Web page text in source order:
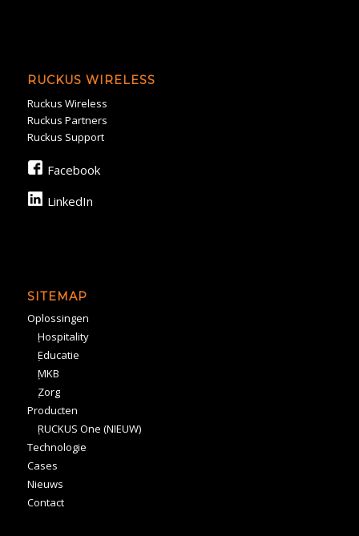
RUCKUS WIRELESS
Ruckus Wireless
Ruckus Partners
Ruckus Support
Facebook
LinkedIn
SITEMAP
Oplossingen
Hospitality
Educatie
MKB
Zorg
Producten
RUCKUS One (NIEUW)
Technologie
Cases
Nieuws
Contact